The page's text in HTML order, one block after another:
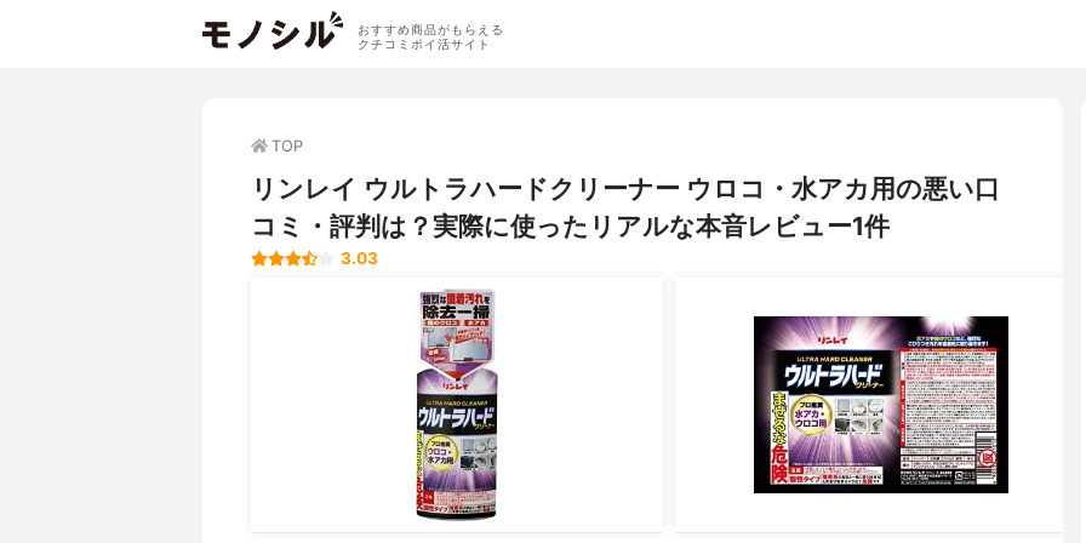
おすすめ商品がもらえる
クチコミポイ活サイト
TOP
リンレイ ウルトラハードクリーナー ウロコ・水アカ用の悪い口
コミ・評判は？実際に使ったリアルな本音レビュー1件
3.03